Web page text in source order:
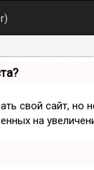
свой сайт, но
на